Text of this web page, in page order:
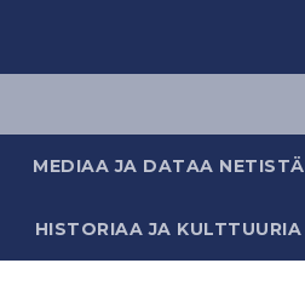
MEDIAA JA DATAA NETISTÄ
HISTORIAA JA KULTTUURIA